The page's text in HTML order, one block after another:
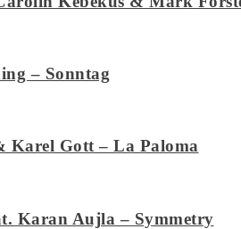
– Sonntag
Karel Gott – La Paloma
Karan Aujla – Symmetry